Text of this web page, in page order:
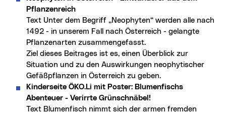
Pflanzenreich
Text Unter dem Begriff „Neophyten“ werden alle nach
1492 - in unserem Fall nach Österreich - gelangte
Pflanzenarten zusammengefasst.
Ziel dieses Beitrages ist es, einen Überblick zur
Situation und zu den Auswirkungen neophytischer
Gefäßpflanzen in Österreich zu geben.
Kinderseite ÖKO.Li mit Poster: Blumenfischs
Abenteuer - Verirrte Grünschnäbel!
Text Blumenfisch nimmt sich der armen fremden